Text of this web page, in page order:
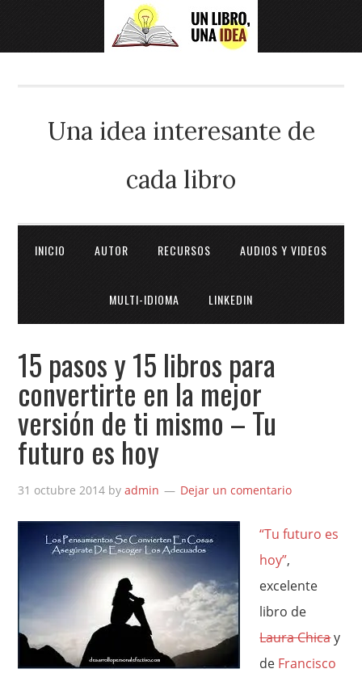
Una idea interesante de
cada libro
INICIO AUTOR RECURSOS AUDIOS Y VIDEOS
MULTI-IDIOMA LINKEDIN
15 pasos y 15 libros para
convertirte en la mejor
versión de ti mismo – Tu
futuro es hoy
31 octubre 2014 byadmin Dejar un comentario
“Tu futuro es
hoy”,
excelente
libro de
Laura Chicay
de Francisco